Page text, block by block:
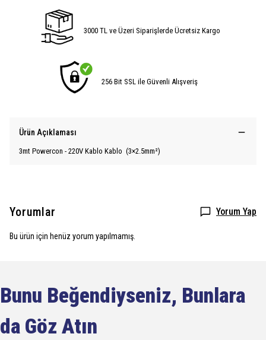
3000 TL ve Üzeri Siparişlerde Ücretsiz Kargo
256 Bit SSL ile Güvenli Alışveriş
Ürün Açıklaması
3mt Powercon - 220V Kablo Kablo (3×2.5mm²)
Yorumlar Yorum Yap
Bu ürün için henüz yorum yapılmamış.
Bunu Beğendiyseniz, Bunlara
da Göz Atın